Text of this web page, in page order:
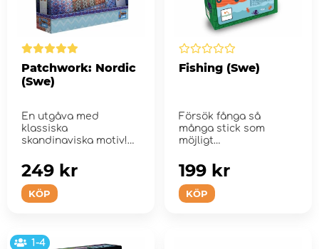
Patchwork: Nordic
(Swe)
En utgåva med
klassiska
skandinaviska motiv!
KÖP
249 kr
Fishing (Swe)
Försök fånga så
många stick som
möjligt
KÖP
199 kr
1-4